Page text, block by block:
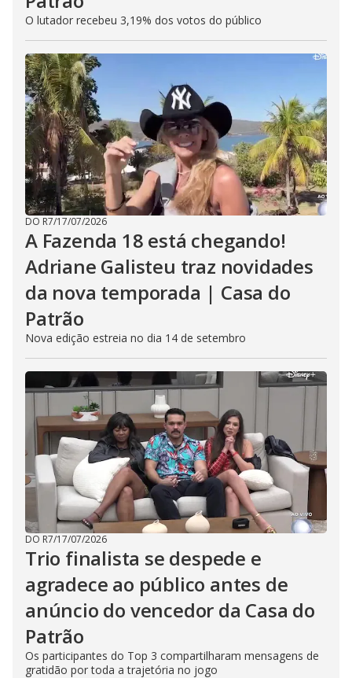
O lutador recebeu 3,19% dos votos do público
DO R7/17/07/2026
A Fazenda 18 está chegando!
Adriane Galisteu traz novidades
da nova temporada | Casa do
Patrão
Nova edição estreia no dia 14 de setembro
DO R7/17/07/2026
Trio finalista se despede e
agradece ao público antes de
anúncio do vencedor da Casa do
Patrão
Os participantes do Top 3 compartilharam mensagens de
gratidão por toda a trajetória no jogo